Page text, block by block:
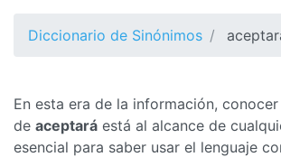
Diccionario de Sinónimos
En esta era de la información,
de aceptará está al alcance de
esencial para saber usar el lenguaje